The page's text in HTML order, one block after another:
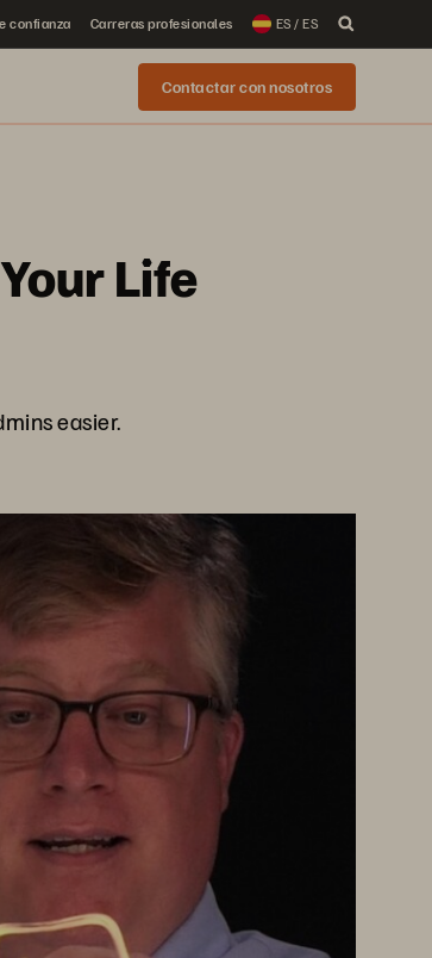
confianza Carreras profesionales ES / ES
Contactar con nosotros
Life
easier.